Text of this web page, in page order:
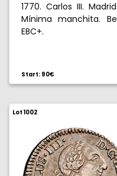
1770. Carlos III.
Mínima manchita.
EBC+.
Start: 90€
Lot 1002